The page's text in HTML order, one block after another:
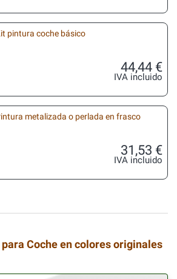
pintura coche básico
44,44 €
IVA incluido
metalizada o perlada en frasco
31,53 €
IVA incluido
Coche en colores originales